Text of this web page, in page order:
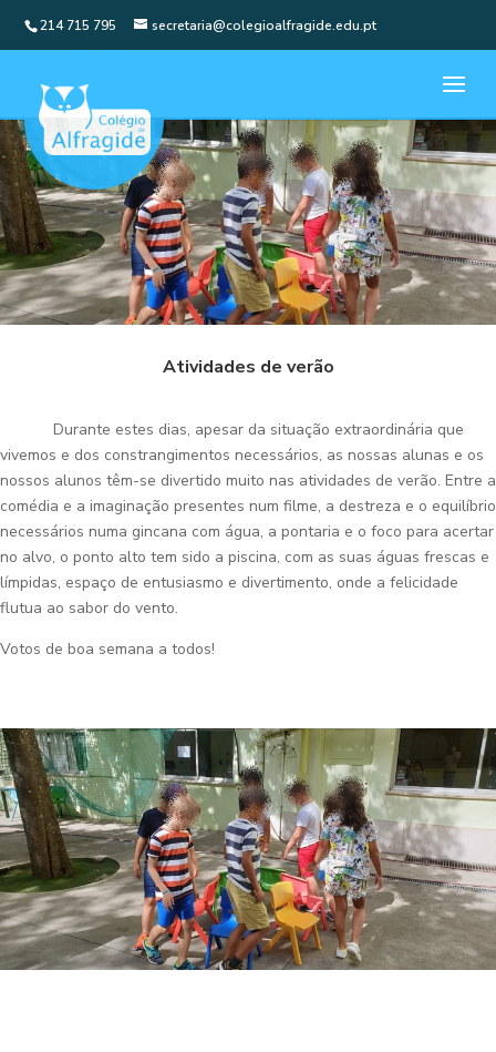
214 715 795 secretaria@colegioalfragide.edu.pt
Atividades de verão
Durante estes dias, apesar da situação extraordinária que
vivemos e dos constrangimentos necessários, as nossas alunas e os
nossos alunos têm-se divertido muito nas atividades de verão. Entre a
comédia e a imaginação presentes num filme, a destreza e o equilíbrio
necessários numa gincana com água, a pontaria e o foco para acertar
no alvo, o ponto alto tem sido a piscina, com as suas águas frescas e
límpidas, espaço de entusiasmo e divertimento, onde a felicidade
flutua ao sabor do vento.
Votos de boa semana a todos!